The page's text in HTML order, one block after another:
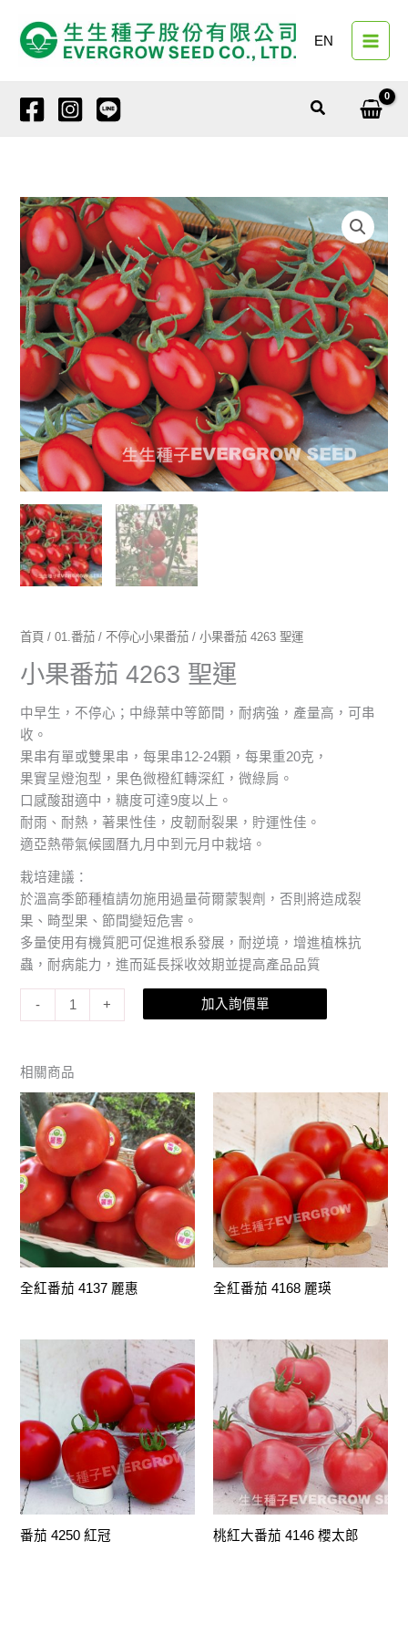
EN
搜
首頁 /01.番茄 / 不停心小果番茄 / 小果番茄 4263 聖運
小果番茄 4263 聖運
中早生，不停心；中綠葉中等節間，耐病強，產量高，可串
收。
果串有單或雙果串，每果串12-24顆，每果重20克，
果實呈燈泡型，果色微橙紅轉深紅，微綠肩。
口感酸甜適中，糖度可達9度以上。
耐雨、耐熱，著果性佳，皮韌耐裂果，貯運性佳。
適亞熱帶氣候國曆九月中到元月中栽培。
栽培建議：
於溫高季節種植請勿施用過量荷爾蒙製劑，否則將造成裂
果、畸型果、節間變短危害。
多量使用有機質肥可促進根系發展，耐逆境，增進植株抗
蟲，耐病能力，進而延長採收效期並提高產品品質
-
小
果
番
茄
4263
聖
運
數
+ 加入詢價單
相關商品
全紅番茄 4137 麗惠 全紅番茄 4168 麗瑛
番茄 4250 紅冠 桃紅大番茄 4146 櫻太郎